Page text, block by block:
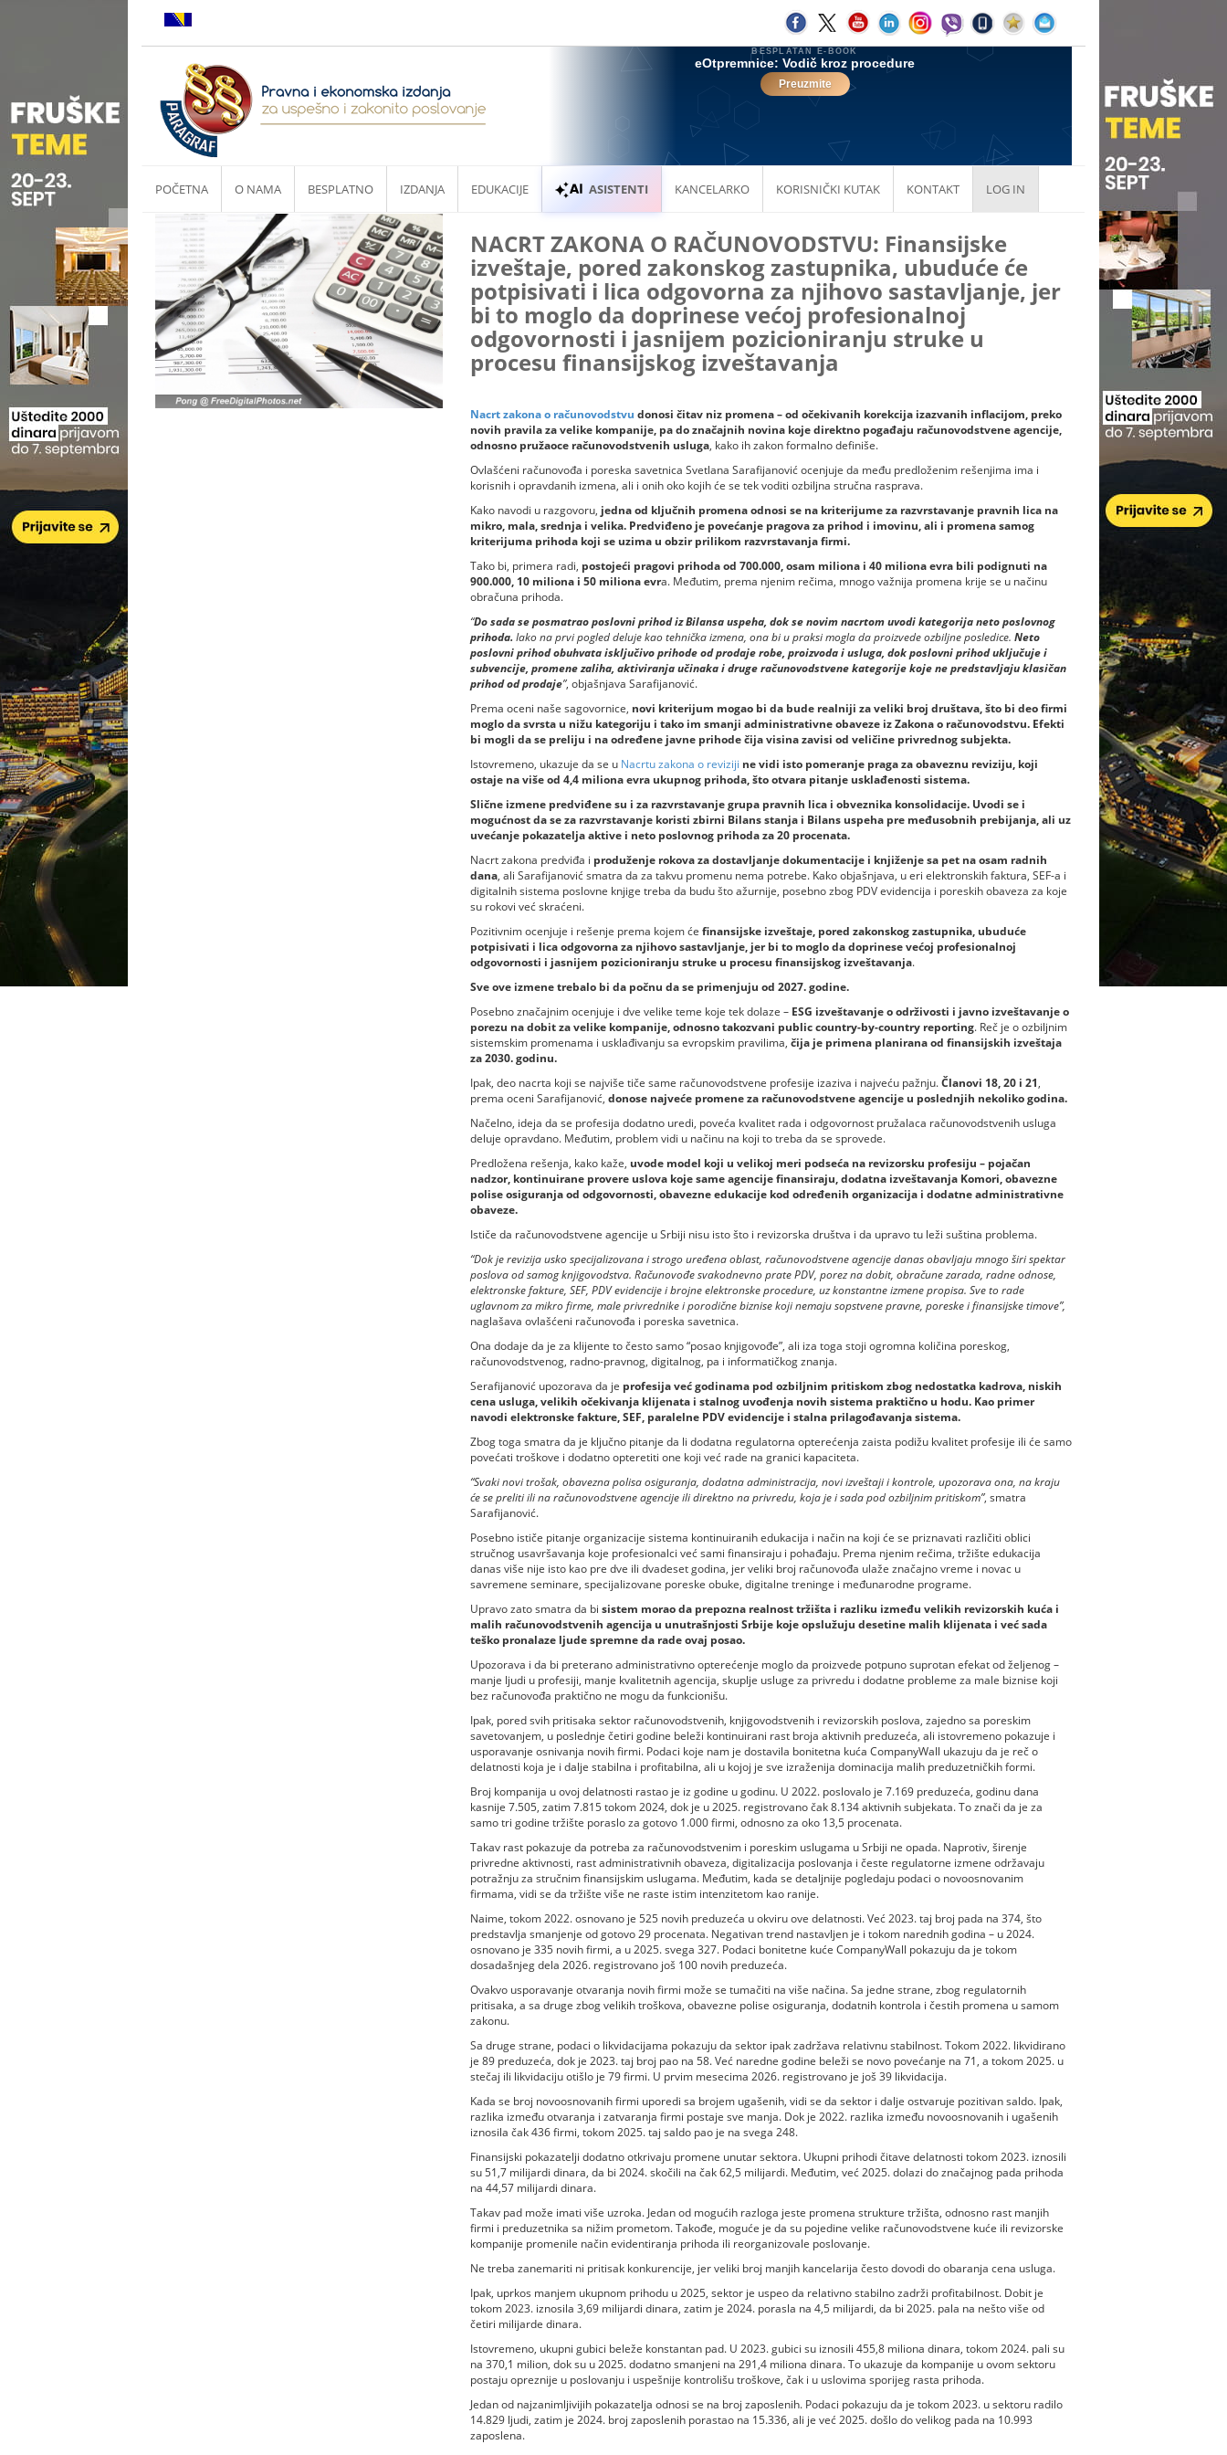
POČETNA O NAMA BESPLATNO IZDANJA EDUKACIJE ASISTENTI KANCELARKO KORISNIČKI KUTAK KONTAKT LOG IN
NACRT ZAKONA O RAČUNOVODSTVU: Finansijske
izveštaje, pored zakonskog zastupnika, ubuduće će
potpisivati i lica odgovorna za njihovo sastavljanje, jer
bi to moglo da doprinese većoj profesionalnoj
odgovornosti i jasnijem pozicioniranju struke u
procesu finansijskog izveštavanja
Nacrt zakona o računovodstvu donosi čitav niz promena – od očekivanih korekcija izazvanih inflacijom, preko
novih pravila za velike kompanije, pa do značajnih novina koje direktno pogađaju računovodstvene agencije,
odnosno pružaoce računovodstvenih usluga, kako ih zakon formalno definiše.
Ovlašćeni računovođa i poreska savetnica Svetlana Sarafijanović ocenjuje da među predloženim rešenjima ima i
korisnih i opravdanih izmena, ali i onih oko kojih će se tek voditi ozbiljna stručna rasprava.
Kako navodi u razgovoru, jedna od ključnih promena odnosi se na kriterijume za razvrstavanje pravnih lica na
mikro, mala, srednja i velika. Predviđeno je povećanje pragova za prihod i imovinu, ali i promena samog
kriterijuma prihoda koji se uzima u obzir prilikom razvrstavanja firmi.
Tako bi, primera radi, postojeći pragovi prihoda od 700.000, osam miliona i 40 miliona evra bili podignuti na
900.000, 10 miliona i 50 miliona evra. Međutim, prema njenim rečima, mnogo važnija promena krije se u načinu
obračuna prihoda.
“Do sada se posmatrao poslovni prihod iz Bilansa uspeha, dok se novim nacrtom uvodi kategorija neto poslovnog
prihoda. Iako na prvi pogled deluje kao tehnička izmena, ona bi u praksi mogla da proizvede ozbiljne posledice. Neto
poslovni prihod obuhvata isključivo prihode od prodaje robe, proizvoda i usluga, dok poslovni prihod uključuje i
subvencije, promene zaliha, aktiviranja učinaka i druge računovodstvene kategorije koje ne predstavljaju klasičan
prihod od prodaje”, objašnjava Sarafijanović.
Prema oceni naše sagovornice, novi kriterijum mogao bi da bude realniji za veliki broj društava, što bi deo firmi
moglo da svrsta u nižu kategoriju i tako im smanji administrativne obaveze iz Zakona o računovodstvu. Efekti
bi mogli da se preliju i na određene javne prihode čija visina zavisi od veličine privrednog subjekta.
Istovremeno, ukazuje da se u Nacrtu zakona o reviziji ne vidi isto pomeranje praga za obaveznu reviziju, koji
ostaje na više od 4,4 miliona evra ukupnog prihoda, što otvara pitanje usklađenosti sistema.
Slične izmene predviđene su i za razvrstavanje grupa pravnih lica i obveznika konsolidacije. Uvodi se i
mogućnost da se za razvrstavanje koristi zbirni Bilans stanja i Bilans uspeha pre međusobnih prebijanja, ali uz
uvećanje pokazatelja aktive i neto poslovnog prihoda za 20 procenata.
Nacrt zakona predviđa i produženje rokova za dostavljanje dokumentacije i knjiženje sa pet na osam radnih
dana, ali Sarafijanović smatra da za takvu promenu nema potrebe. Kako objašnjava, u eri elektronskih faktura, SEF-a i
digitalnih sistema poslovne knjige treba da budu što ažurnije, posebno zbog PDV evidencija i poreskih obaveza za koje
su rokovi već skraćeni.
Pozitivnim ocenjuje i rešenje prema kojem će finansijske izveštaje, pored zakonskog zastupnika, ubuduće
potpisivati i lica odgovorna za njihovo sastavljanje, jer bi to moglo da doprinese većoj profesionalnoj
odgovornosti i jasnijem pozicioniranju struke u procesu finansijskog izveštavanja.
Sve ove izmene trebalo bi da počnu da se primenjuju od 2027. godine.
Posebno značajnim ocenjuje i dve velike teme koje tek dolaze – ESG izveštavanje o održivosti i javno izveštavanje o
porezu na dobit za velike kompanije, odnosno takozvani public country-by-country reporting. Reč je o ozbiljnim
sistemskim promenama i usklađivanju sa evropskim pravilima, čija je primena planirana od finansijskih izveštaja
za 2030. godinu.
Ipak, deo nacrta koji se najviše tiče same računovodstvene profesije izaziva i najveću pažnju.Članovi 18, 20 i 21,
prema oceni Sarafijanović, donose najveće promene za računovodstvene agencije u poslednjih nekoliko godina.
Načelno, ideja da se profesija dodatno uredi, poveća kvalitet rada i odgovornost pružalaca računovodstvenih usluga
deluje opravdano. Međutim, problem vidi u načinu na koji to treba da se sprovede.
Predložena rešenja, kako kaže, uvode model koji u velikoj meri podseća na revizorsku profesiju – pojačan
nadzor, kontinuirane provere uslova koje same agencije finansiraju, dodatna izveštavanja Komori, obavezne
polise osiguranja od odgovornosti, obavezne edukacije kod određenih organizacija i dodatne administrativne
obaveze.
Ističe da računovodstvene agencije u Srbiji nisu isto što i revizorska društva i da upravo tu leži suština problema.
“Dok je revizija usko specijalizovana i strogo uređena oblast, računovodstvene agencije danas obavljaju mnogo širi spektar
poslova od samog knjigovodstva. Računovođe svakodnevno prate PDV, porez na dobit, obračune zarada, radne odnose,
elektronske fakture, SEF, PDV evidencije i brojne elektronske procedure, uz konstantne izmene propisa. Sve to rade
uglavnom za mikro firme, male privrednike i porodične biznise koji nemaju sopstvene pravne, poreske i finansijske timove”,
naglašava ovlašćeni računovođa i poreska savetnica.
Ona dodaje da je za klijente to često samo “posao knjigovođe”, ali iza toga stoji ogromna količina poreskog,
računovodstvenog, radno-pravnog, digitalnog, pa i informatičkog znanja.
Serafijanović upozorava da je profesija već godinama pod ozbiljnim pritiskom zbog nedostatka kadrova, niskih
cena usluga, velikih očekivanja klijenata i stalnog uvođenja novih sistema praktično u hodu. Kao primer
navodi elektronske fakture, SEF, paralelne PDV evidencije i stalna prilagođavanja sistema.
Zbog toga smatra da je ključno pitanje da li dodatna regulatorna opterećenja zaista podižu kvalitet profesije ili će samo
povećati troškove i dodatno opteretiti one koji već rade na granici kapaciteta.
“Svaki novi trošak, obavezna polisa osiguranja, dodatna administracija, novi izveštaji i kontrole, upozorava ona, na kraju
će se preliti ili na računovodstvene agencije ili direktno na privredu, koja je i sada pod ozbiljnim pritiskom”, smatra
Sarafijanović.
Posebno ističe pitanje organizacije sistema kontinuiranih edukacija i način na koji će se priznavati različiti oblici
stručnog usavršavanja koje profesionalci već sami finansiraju i pohađaju. Prema njenim rečima, tržište edukacija
danas više nije isto kao pre dve ili dvadeset godina, jer veliki broj računovođa ulaže značajno vreme i novac u
savremene seminare, specijalizovane poreske obuke, digitalne treninge i međunarodne programe.
Upravo zato smatra da bi sistem morao da prepozna realnost tržišta i razliku između velikih revizorskih kuća i
malih računovodstvenih agencija u unutrašnjosti Srbije koje opslužuju desetine malih klijenata i već sada
teško pronalaze ljude spremne da rade ovaj posao.
Upozorava i da bi preterano administrativno opterećenje moglo da proizvede potpuno suprotan efekat od željenog –
manje ljudi u profesiji, manje kvalitetnih agencija, skuplje usluge za privredu i dodatne probleme za male biznise koji
bez računovođa praktično ne mogu da funkcionišu.
Ipak, pored svih pritisaka sektor računovodstvenih, knjigovodstvenih i revizorskih poslova, zajedno sa poreskim
savetovanjem, u poslednje četiri godine beleži kontinuirani rast broja aktivnih preduzeća, ali istovremeno pokazuje i
usporavanje osnivanja novih firmi. Podaci koje nam je dostavila bonitetna kuća CompanyWall ukazuju da je reč o
delatnosti koja je i dalje stabilna i profitabilna, ali u kojoj je sve izraženija dominacija malih preduzetničkih formi.
Broj kompanija u ovoj delatnosti rastao je iz godine u godinu. U 2022. poslovalo je 7.169 preduzeća, godinu dana
kasnije 7.505, zatim 7.815 tokom 2024, dok je u 2025. registrovano čak 8.134 aktivnih subjekata. To znači da je za
samo tri godine tržište poraslo za gotovo 1.000 firmi, odnosno za oko 13,5 procenata.
Takav rast pokazuje da potreba za računovodstvenim i poreskim uslugama u Srbiji ne opada. Naprotiv, širenje
privredne aktivnosti, rast administrativnih obaveza, digitalizacija poslovanja i česte regulatorne izmene održavaju
potražnju za stručnim finansijskim uslugama. Međutim, kada se detaljnije pogledaju podaci o novoosnovanim
firmama, vidi se da tržište više ne raste istim intenzitetom kao ranije.
Naime, tokom 2022. osnovano je 525 novih preduzeća u okviru ove delatnosti. Već 2023. taj broj pada na 374, što
predstavlja smanjenje od gotovo 29 procenata. Negativan trend nastavljen je i tokom narednih godina – u 2024.
osnovano je 335 novih firmi, a u 2025. svega 327. Podaci bonitetne kuće CompanyWall pokazuju da je tokom
dosadašnjeg dela 2026. registrovano još 100 novih preduzeća.
Ovakvo usporavanje otvaranja novih firmi može se tumačiti na više načina. Sa jedne strane, zbog regulatornih
pritisaka, a sa druge zbog velikih troškova, obavezne polise osiguranja, dodatnih kontrola i čestih promena u samom
zakonu.
Sa druge strane, podaci o likvidacijama pokazuju da sektor ipak zadržava relativnu stabilnost. Tokom 2022. likvidirano
je 89 preduzeća, dok je 2023. taj broj pao na 58. Već naredne godine beleži se novo povećanje na 71, a tokom 2025. u
stečaj ili likvidaciju otišlo je 79 firmi. U prvim mesecima 2026. registrovano je još 39 likvidacija.
Kada se broj novoosnovanih firmi uporedi sa brojem ugašenih, vidi se da sektor i dalje ostvaruje pozitivan saldo. Ipak,
razlika između otvaranja i zatvaranja firmi postaje sve manja. Dok je 2022. razlika između novoosnovanih i ugašenih
iznosila čak 436 firmi, tokom 2025. taj saldo pao je na svega 248.
Finansijski pokazatelji dodatno otkrivaju promene unutar sektora. Ukupni prihodi čitave delatnosti tokom 2023. iznosili
su 51,7 milijardi dinara, da bi 2024. skočili na čak 62,5 milijardi. Međutim, već 2025. dolazi do značajnog pada prihoda
na 44,57 milijardi dinara.
Takav pad može imati više uzroka. Jedan od mogućih razloga jeste promena strukture tržišta, odnosno rast manjih
firmi i preduzetnika sa nižim prometom. Takođe, moguće je da su pojedine velike računovodstvene kuće ili revizorske
kompanije promenile način evidentiranja prihoda ili reorganizovale poslovanje.
Ne treba zanemariti ni pritisak konkurencije, jer veliki broj manjih kancelarija često dovodi do obaranja cena usluga.
Ipak, uprkos manjem ukupnom prihodu u 2025, sektor je uspeo da relativno stabilno zadrži profitabilnost. Dobit je
tokom 2023. iznosila 3,69 milijardi dinara, zatim je 2024. porasla na 4,5 milijardi, da bi 2025. pala na nešto više od
četiri milijarde dinara.
Istovremeno, ukupni gubici beleže konstantan pad. U 2023. gubici su iznosili 455,8 miliona dinara, tokom 2024. pali su
na 370,1 milion, dok su u 2025. dodatno smanjeni na 291,4 miliona dinara. To ukazuje da kompanije u ovom sektoru
postaju opreznije u poslovanju i uspešnije kontrolišu troškove, čak i u uslovima sporijeg rasta prihoda.
Jedan od najzanimljivijih pokazatelja odnosi se na broj zaposlenih. Podaci pokazuju da je tokom 2023. u sektoru radilo
14.829 ljudi, zatim je 2024. broj zaposlenih porastao na 15.336, ali je već 2025. došlo do velikog pada na 10.993
zaposlena.